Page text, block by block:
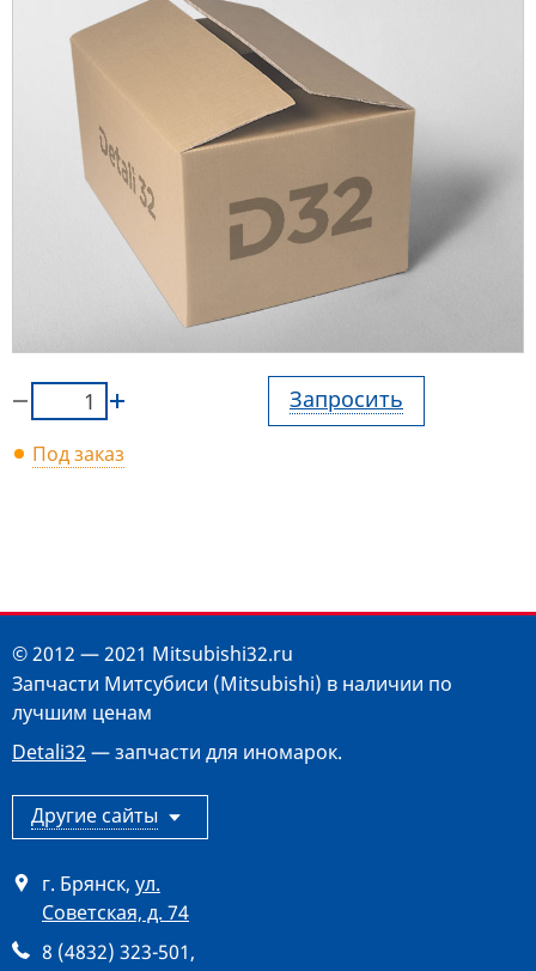
Запросить
Под заказ
© 2012 — 2021 Mitsubishi32.ru
Запчасти Митсубиси (Mitsubishi) в наличии по
лучшим ценам
Detali32 — запчасти для иномарок.
Другие сайты
г. Брянск, ул.
Советская, д. 74
8 (4832) 323-501,